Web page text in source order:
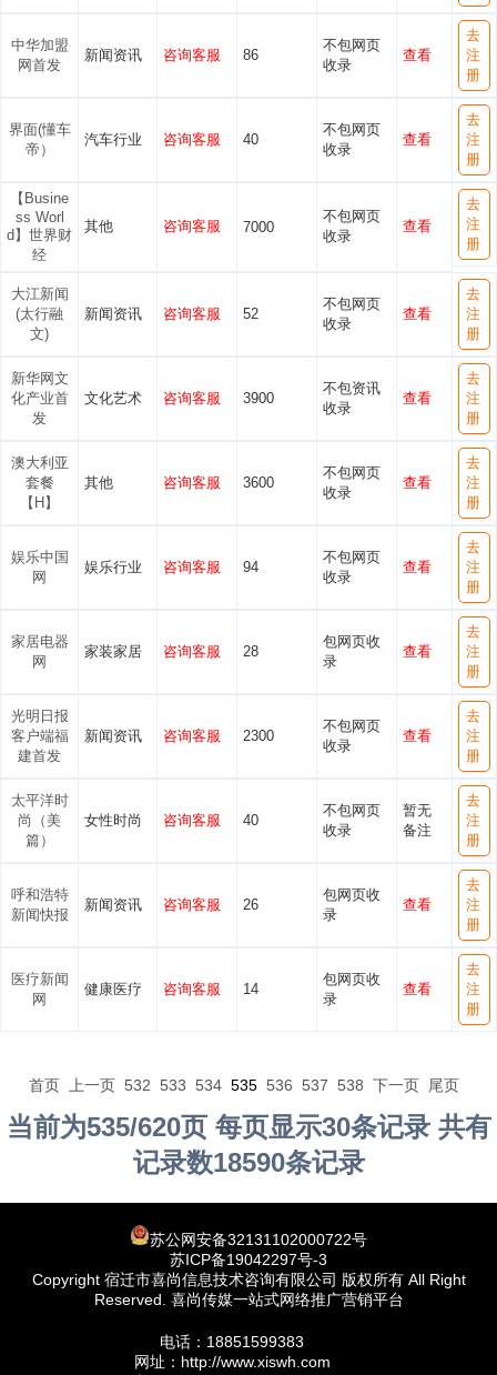
中华加盟
网首发
新闻资讯 咨询客服 86
不包网页
收录
查看
去
注
册
界面(懂车
帝）
汽车行业 咨询客服 40
不包网页
收录
查看
去
注
册
【Busine
ss Worl
d】世界财
经
其他 咨询客服 7000
不包网页
收录
查看
去
注
册
大江新闻
(太行融
文)
新闻资讯 咨询客服 52
不包网页
收录
查看
去
注
册
新华网文
化产业首
发
文化艺术 咨询客服 3900
不包资讯
收录
查看
去
注
册
澳大利亚
套餐
【H】
其他 咨询客服 3600
不包网页
收录
查看
去
注
册
娱乐中国
网
娱乐行业 咨询客服 94
不包网页
收录
查看
去
注
册
家居电器
网
家装家居 咨询客服 28
包网页收
录
查看
去
注
册
光明日报
客户端福
建首发
新闻资讯 咨询客服 2300
不包网页
收录
查看
去
注
册
太平洋时
尚（美
篇）
女性时尚 咨询客服 40
不包网页
收录
暂无
备注
去
注
册
呼和浩特
新闻快报
新闻资讯 咨询客服 26
包网页收
录
查看
去
注
册
医疗新闻
网
健康医疗 咨询客服 14
包网页收
录
查看
去
注
册
首页 上一页 532 533 534 535 536 537 538 下一页 尾页
当前为535/620页 每页显示30条记录 共有
记录数18590条记录
苏公网安备32131102000722号
苏ICP备19042297号-3
Copyright 宿迁市喜尚信息技术咨询有限公司 版权所有 All Right
Reserved. 喜尚传媒一站式网络推广营销平台
电话：18851599383
网址：http://www.xiswh.com